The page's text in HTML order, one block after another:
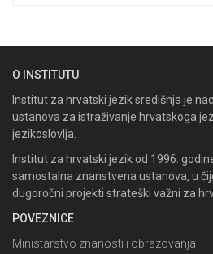
O INSTITUTU
Institut za hrvatski jezik središnja je
ustanova za istraživanje hrvatskoga
jezikoslovlja.
Institut za hrvatski jezik od 1996.
samostalna znanstvena ustanova, u
dugoročni projekti strateški važni za
POVEZNICE
Ministarstvo znanosti i obrazovanja